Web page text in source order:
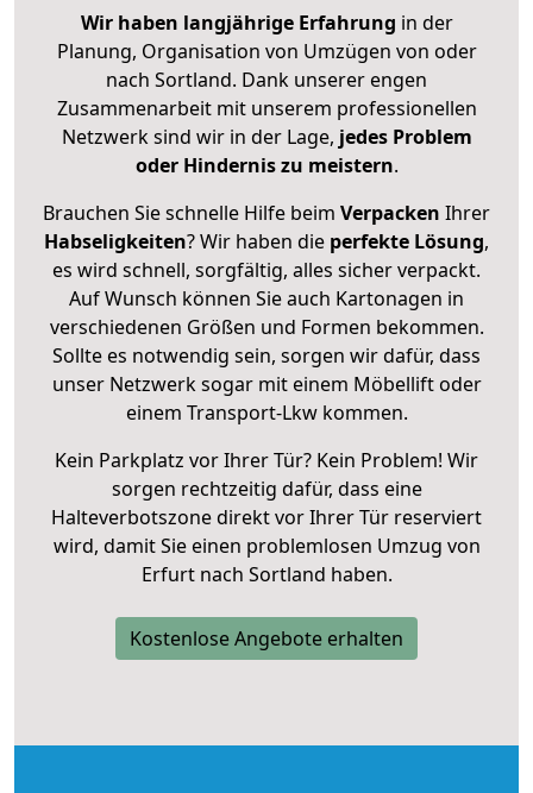
Wir haben langjährige Erfahrung in der
Planung, Organisation von Umzügen von oder
nach Sortland. Dank unserer engen
Zusammenarbeit mit unserem professionellen
Netzwerk sind wir in der Lage, jedes Problem
oder Hindernis zu meistern.
Brauchen Sie schnelle Hilfe beim Verpacken Ihrer
Habseligkeiten? Wir haben die perfekte Lösung,
es wird schnell, sorgfältig, alles sicher verpackt.
Auf Wunsch können Sie auch Kartonagen in
verschiedenen Größen und Formen bekommen.
Sollte es notwendig sein, sorgen wir dafür, dass
unser Netzwerk sogar mit einem Möbellift oder
einem Transport-Lkw kommen.
Kein Parkplatz vor Ihrer Tür? Kein Problem! Wir
sorgen rechtzeitig dafür, dass eine
Halteverbotszone direkt vor Ihrer Tür reserviert
wird, damit Sie einen problemlosen Umzug von
Erfurt nach Sortland haben.
Kostenlose Angebote erhalten